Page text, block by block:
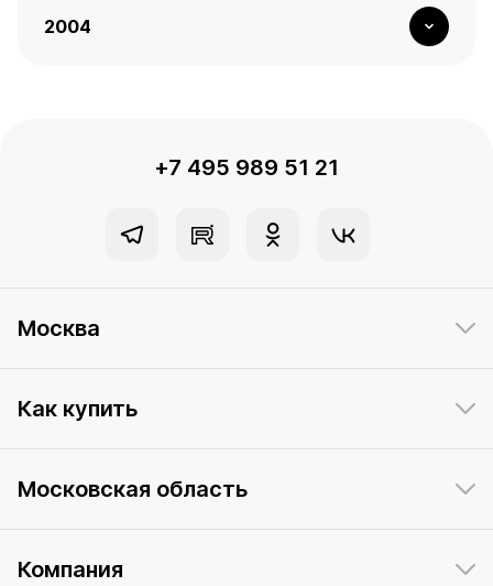
2004
+7 495 989 51 21
Москва
Как купить
Московская область
Компания